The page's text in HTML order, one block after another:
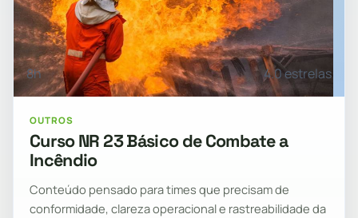
8h 4.0 estrelas
OUTROS
Curso NR 23 Básico de Combate a
Incêndio
Conteúdo pensado para times que precisam de
conformidade, clareza operacional e rastreabilidade da